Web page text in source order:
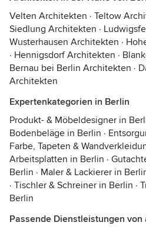
Velten Architekten · Teltow
Siedlung Architekten ·
Wusterhausen Architekten ·
· Hennigsdorf Architekten ·
Bernau bei Berlin Architekten ·
Architekten
Expertenkategorien in Berlin
Produkt- & Möbeldesigner in
Bodenbeläge in Berlin ·
Farbe, Tapeten &
Arbeitsplatten in Berlin ·
Berlin · Maler & Lackierer in
· Tischler & Schreiner in Berlin ·
Berlin
Passende Dienstleistungen von